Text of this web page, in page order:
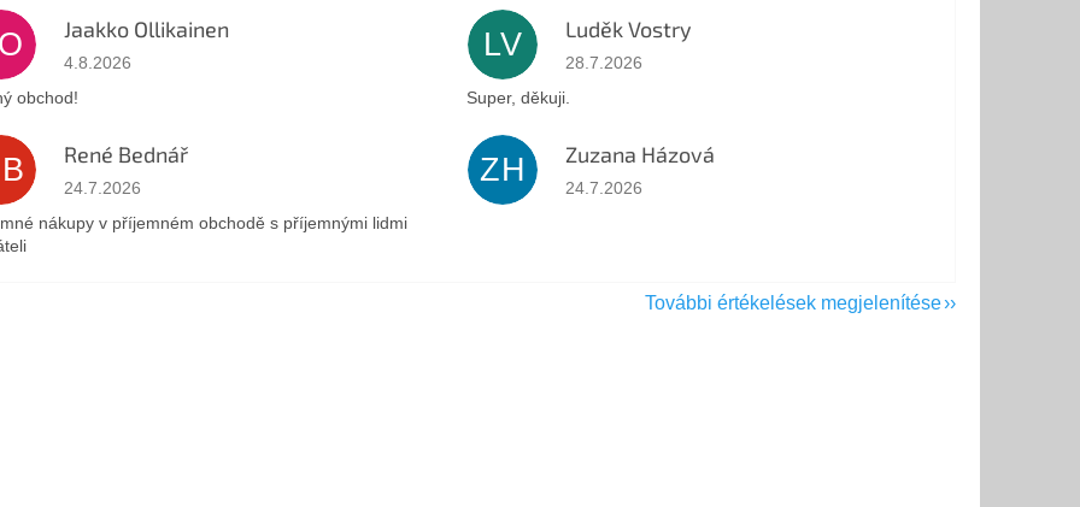
Jaakko Ollikainen
Az áruház értékelése 5-ből 5 csillag.
4.8.2026
obchod!
LV Luděk Vostry
Az áruház értékelése 5-ből 5 csillag.
28.7.2026
Super, děkuji.
René Bednář
Az áruház értékelése 5-ből 5 csillag.
24.7.2026
nákupy v příjemném obchodě s příjemnými lidmi
ZH Zuzana Házová
Az áruház értékelése 5-ből 5 csillag.
24.7.2026
További értékelések megjelenítése